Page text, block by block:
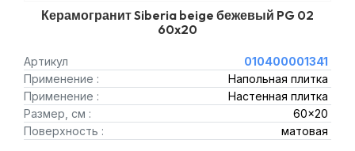
Керамогранит Siberia beige бежевый PG 02
60x20
Артикул
010400001341
Применение :
Напольная плитка
Применение :
Настенная плитка
Размер, см :
60x20
Поверхность :
матовая